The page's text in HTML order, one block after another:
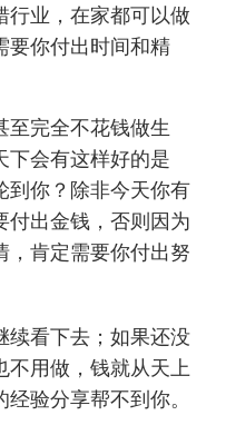
行业，在家都可以做
要你付出时间和精
至完全不花钱做生
下会有这样好的是
到你？除非今天你有
付出金钱，否则因为
，肯定需要你付出努
续看下去；如果还没
不用做，钱就从天上
验分享帮不到你。